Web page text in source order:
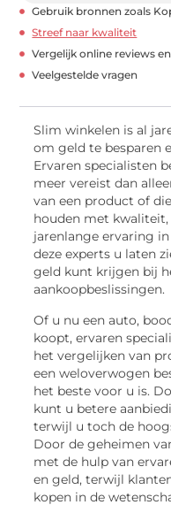
Gebruik bronnen zoals
Streef naar kwaliteit
Vergelijk online reviews
Veelgestelde vragen
Slim winkelen is al
om geld te besparen
Ervaren specialisten
meer vereist dan
van een product of
houden met kwaliteit,
jarenlange ervaring
deze experts u laten
geld kunt krijgen bij
aankoopbeslissingen.
Of u nu een auto,
koopt, ervaren
het vergelijken van
een weloverwogen
het beste voor u is.
kunt u betere
terwijl u toch de
Door de geheimen
met de hulp van
en geld, terwijl
kopen in de